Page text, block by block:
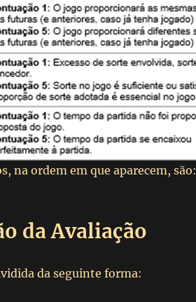
na ordem em que aparecem, são:
da Avaliação
da seguinte forma: